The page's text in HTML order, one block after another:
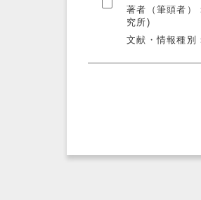
著者（筆頭者）
究所)
文献・情報種別